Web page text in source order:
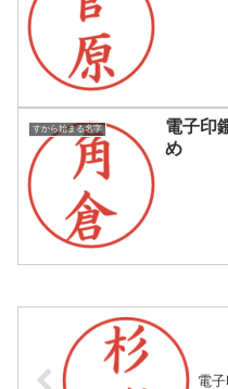
すから始まる名字
電子印
め
電